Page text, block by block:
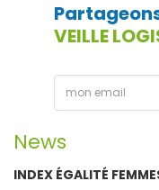
VEILLE
News
INDEX ÉGALITÉ